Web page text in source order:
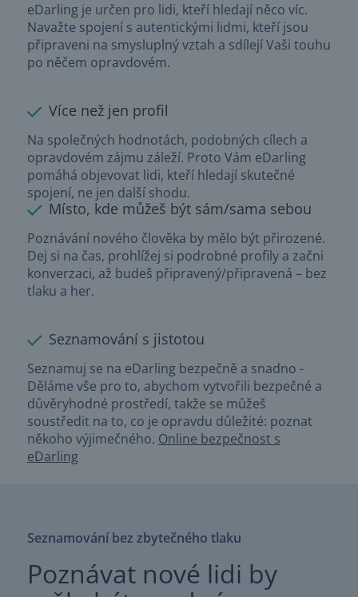
eDarling je určen pro lidi, kteří hledají něco víc.
Navažte spojení s autentickými lidmi, kteří jsou
připraveni na smysluplný vztah a sdílejí Vaši touhu
po něčem opravdovém.
Více než jen profil
Na společných hodnotách, podobných cílech a
opravdovém zájmu záleží. Proto Vám eDarling
pomáhá objevovat lidi, kteří hledají skutečné
spojení, ne jen další shodu.
Místo, kde můžeš být sám/sama sebou
Poznávání nového člověka by mělo být přirozené.
Dej si na čas, prohlížej si podrobné profily a začni
konverzaci, až budeš připravený/připravená – bez
tlaku a her.
Seznamování s jistotou
Seznamuj se na eDarling bezpečně a snadno -
Děláme vše pro to, abychom vytvořili bezpečné a
důvěryhodné prostředí, takže se můžeš
soustředit na to, co je opravdu důležité: poznat
někoho výjimečného. Online bezpečnost s
eDarling
Seznamování bez zbytečného tlaku
Poznávat nové lidi by